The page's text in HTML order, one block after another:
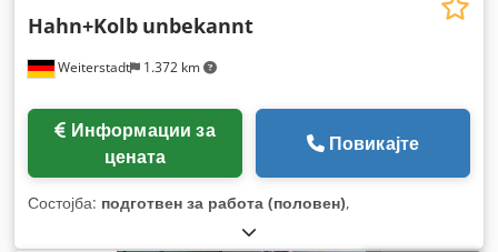
Weiterstadt 1.372 km
Hahn+Kolb unbekannt
цената
Повикајте
Состојба: подготвен за работа (половен),